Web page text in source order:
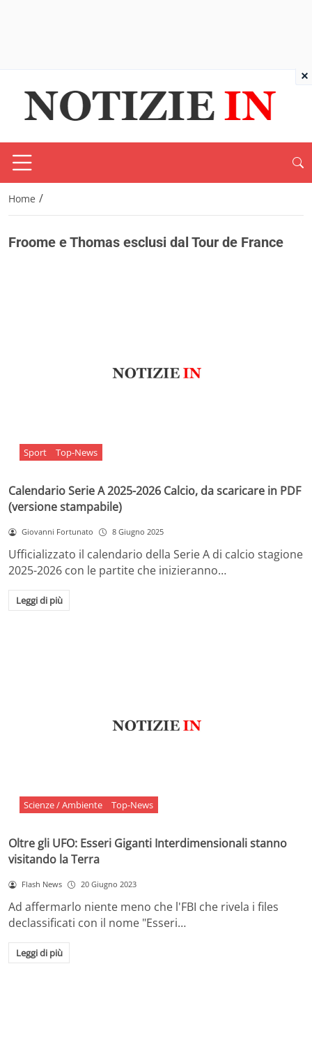
Home /
Froome e Thomas esclusi dal Tour de France
Sport Top-News
Calendario Serie A 2025-2026 Calcio, da scaricare in PDF
(versione stampabile)
Giovanni Fortunato 8 Giugno 2025
Ufficializzato il calendario della Serie A di calcio stagione
2025-2026 con le partite che inizieranno…
Leggi di più
Scienze / Ambiente Top-News
Oltre gli UFO: Esseri Giganti Interdimensionali stanno
visitando la Terra
Flash News 20 Giugno 2023
Ad affermarlo niente meno che l'FBI che rivela i files
declassificati con il nome "Esseri…
Leggi di più
×